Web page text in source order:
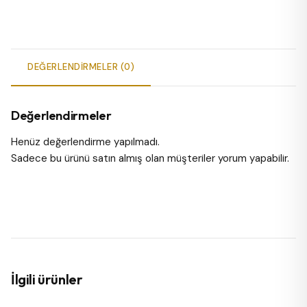
DEĞERLENDIRMELER (0)
Değerlendirmeler
Henüz değerlendirme yapılmadı.
Sadece bu ürünü satın almış olan müşteriler yorum yapabilir.
İlgili ürünler